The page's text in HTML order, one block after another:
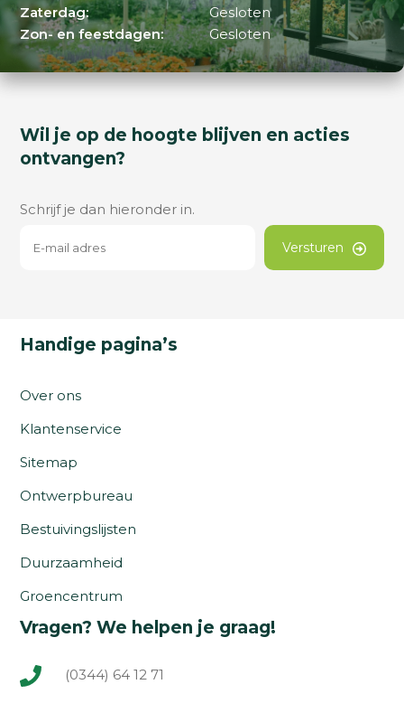
Zaterdag:
Gesloten
Zon- en feestdagen:
Gesloten
Wil je op de hoogte blijven en acties
ontvangen?
Schrijf je dan hieronder in.
Versturen
Handige pagina’s
Over ons
Klantenservice
Sitemap
Ontwerpbureau
Bestuivingslijsten
Duurzaamheid
Groencentrum
Vragen? We helpen je graag!
(0344) 64 12 71